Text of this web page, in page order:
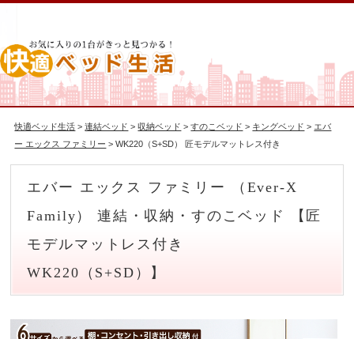
快適ベッド生活 >連結ベッド >収納ベッド >すのこベッド > キングベッド >エバ
ー エックス ファミリー > WK220（S+SD） 匠モデルマットレス付き
エバー エックス ファミリー （Ever-X
Family） 連結・収納・すのこベッド 【匠
モデルマットレス付き
WK220（S+SD）】